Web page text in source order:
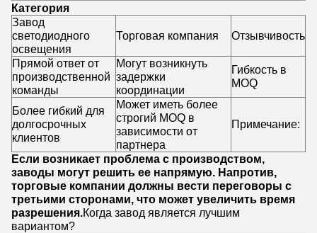
Категория
Завод
светодиодного
освещения
Торговая компания Отзывчивость
Прямой ответ от
производственной
команды
Могут возникнуть
задержки
координации
Гибкость в
MOQ
Более гибкий для
долгосрочных
клиентов
Может иметь более
строгий MOQ в
зависимости от
партнера
Примечание:
Если возникает проблема с производством,
заводы могут решить ее напрямую. Напротив,
торговые компании должны вести переговоры с
третьими сторонами, что может увеличить время
разрешения. Когда завод является лучшим
вариантом?